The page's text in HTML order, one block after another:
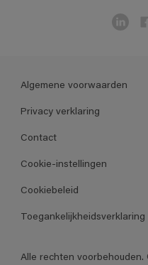
Algemene voorwaarden
Privacy verklaring
Contact
Cookie-instellingen
Cookiebeleid
Toegankelijkheidsverklaring
Alle rechten